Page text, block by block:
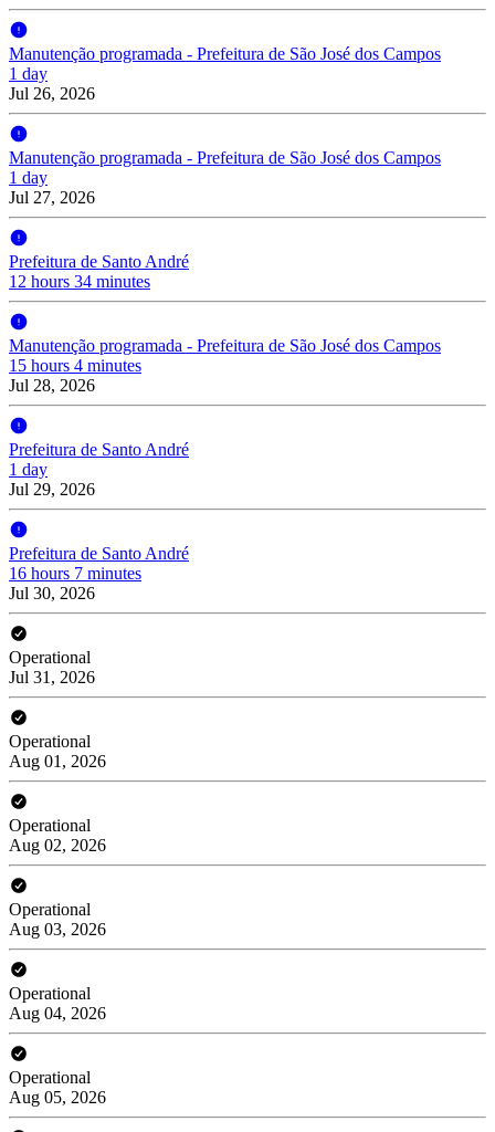
Manutenção programada - Prefeitura de São José dos Campos
1 day
Jul 26, 2026
Manutenção programada - Prefeitura de São José dos Campos
1 day
Jul 27, 2026
Prefeitura de Santo André
12 hours 34 minutes
Manutenção programada - Prefeitura de São José dos Campos
15 hours 4 minutes
Jul 28, 2026
Prefeitura de Santo André
1 day
Jul 29, 2026
Prefeitura de Santo André
16 hours 7 minutes
Jul 30, 2026
Operational
Jul 31, 2026
Operational
Aug 01, 2026
Operational
Aug 02, 2026
Operational
Aug 03, 2026
Operational
Aug 04, 2026
Operational
Aug 05, 2026